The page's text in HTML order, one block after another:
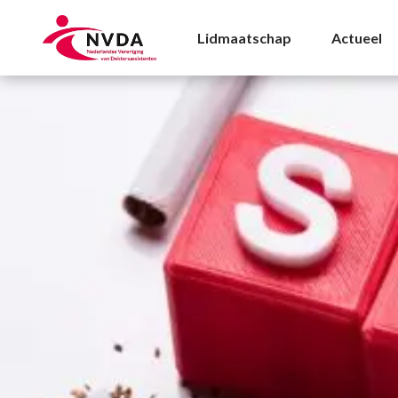
Roken Archives - NVDA
Lidmaatschap Actueel